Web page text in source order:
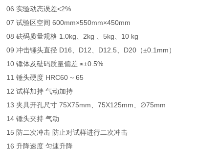
06 实验动态误差<2%
07 试验区空间 600mm×550mm×450mm
08 砝码质量规格 1.0kg、2kg 、5kg、10 kg
09 冲击锤头直径 D16、D12、D12.5、D20（±0.1mm）
10 锤体及砝码质量偏差 ≤±0.5%
11 锤头硬度 HRC60 ~ 65
12 试样加持 气动加持
13 夹具开孔尺寸 75X75mm、75X125mm、∅75mm
14 锤头夹持 气动
15 防二次冲击 防止对试样进行二次冲击
16 升降速度 匀速升降